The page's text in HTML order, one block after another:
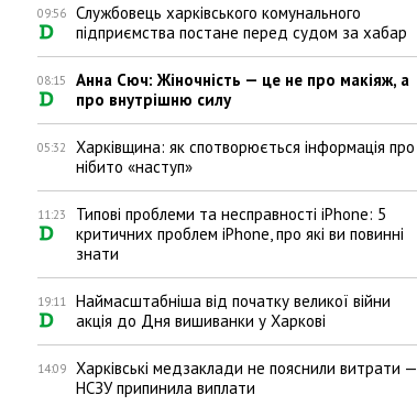
09:56
Службовець харківського комунального
підприємства постане перед судом за хабар
08:15
Анна Сюч: Жіночність — це не про макіяж, а
про внутрішню силу
05:32
Харківщина: як спотворюється інформація про
нібито «наступ»
11:23
Типові проблеми та несправності iPhone: 5
критичних проблем iPhone, про які ви повинні
знати
19:11
Наймасштабніша від початку великої війни
акція до Дня вишиванки у Харкові
14:09
Харківські медзаклади не пояснили витрати —
НСЗУ припинила виплати